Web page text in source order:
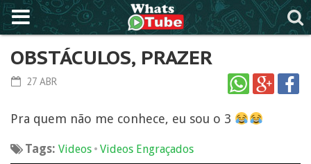
OBSTÁCULOS, PRAZER
27 ABR
Pra quem não me conhece, eu sou o 3
Tags: Videos • Videos Engraçados